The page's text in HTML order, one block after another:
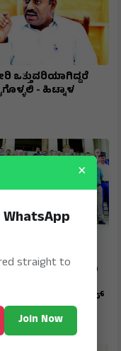
ಒತ್ತುವರಿಯಾಗಿದ್ದರೆ
- ಹಿಟ್ನಾಳ
ದ್ವಿಪಕ್ಷೀಯ ಸಭೆಯಲ್ಲಿ
ಅಭಿವೃದ್ದಿಗೆ ಬ್ರಿಕ್‌ಸ್‌
ಅಗತ್ಯ
×
straight to
Join Now